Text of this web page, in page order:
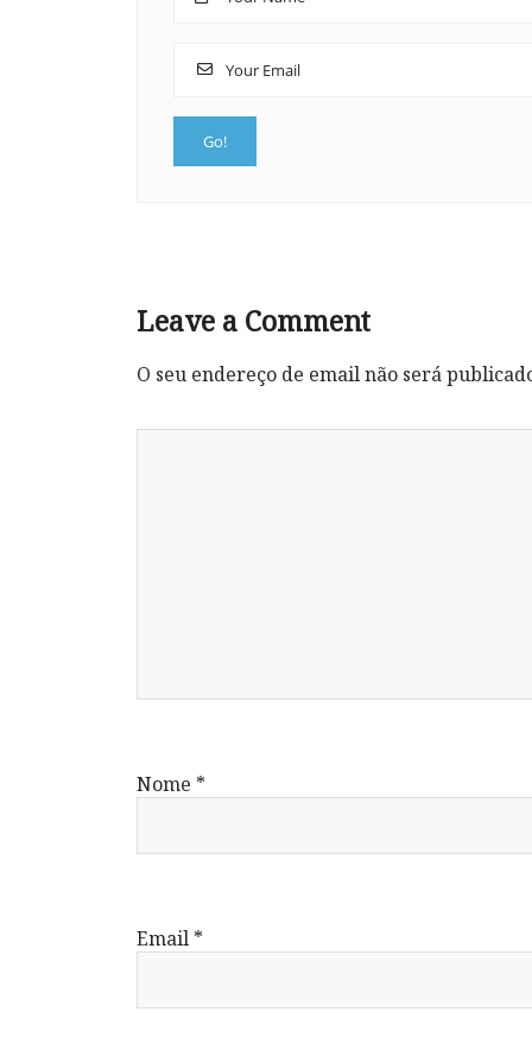
Leave a Comment
O seu endereço de email não será
Nome *
Email *